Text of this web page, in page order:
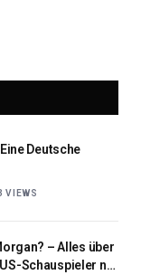
Deutsche
VIEWS
– Alles über
Schauspieler net